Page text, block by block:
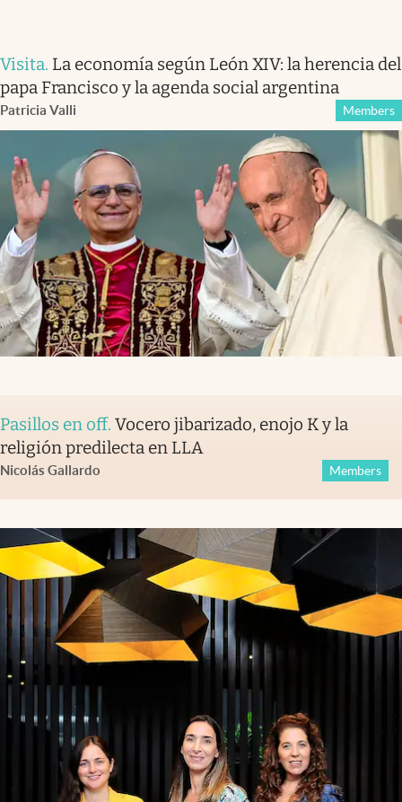
Visita. La economía según León XIV: la herencia del
papa Francisco y la agenda social argentina
Patricia Valli Members
Pasillos en off. Vocero jibarizado, enojo K y la
religión predilecta en LLA
Nicolás Gallardo Members